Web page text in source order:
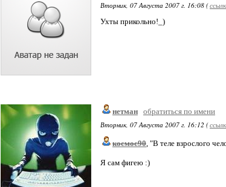
Вторник, 07 Августа 2007 г. 16:08 (
Ухты прикольно!_)
нетман обратиться по имени
Вторник, 07 Августа 2007 г. 16:12 (
космос90, "В теле взрослого
Я сам фигею :)